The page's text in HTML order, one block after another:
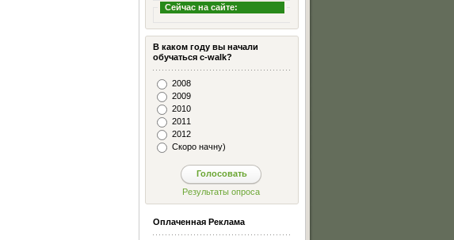
Сейчас на сайте:
В каком году вы начали
обучаться c-walk?
2008
2009
2010
2011
2012
Скоро начну)
Оплаченная Реклама